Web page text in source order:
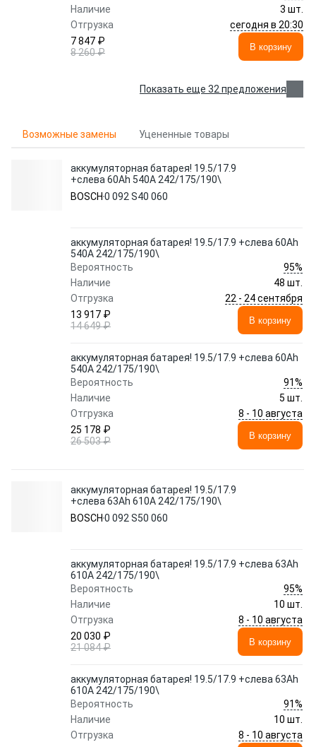
Наличие
3 шт.
Отгрузка
сегодня в 20:30
7 847 ₽
8 260 ₽
В корзину
Показать еще 32 предложения
Возможные замены Уцененные товары
аккумуляторная батарея! 19.5/17.9
+слева 60Ah 540A 242/175/190\
BOSCH 0 092 S40 060
аккумуляторная батарея! 19.5/17.9 +слева 60Ah
540A 242/175/190\
Вероятность
95%
Наличие
48 шт.
Отгрузка
22 - 24 сентября
13 917 ₽
14 649 ₽
В корзину
аккумуляторная батарея! 19.5/17.9 +слева 60Ah
540A 242/175/190\
Вероятность
91%
Наличие
5 шт.
Отгрузка
8 - 10 августа
25 178 ₽
26 503 ₽
В корзину
аккумуляторная батарея! 19.5/17.9
+слева 63Ah 610A 242/175/190\
BOSCH 0 092 S50 060
аккумуляторная батарея! 19.5/17.9 +слева 63Ah
610A 242/175/190\
Вероятность
95%
Наличие
10 шт.
Отгрузка
8 - 10 августа
20 030 ₽
21 084 ₽
В корзину
аккумуляторная батарея! 19.5/17.9 +слева 63Ah
610A 242/175/190\
Вероятность
91%
Наличие
10 шт.
Отгрузка
8 - 10 августа